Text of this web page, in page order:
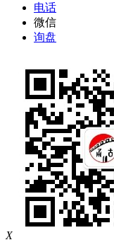
电话
微信
询盘
X